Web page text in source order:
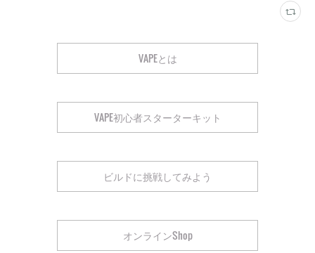
VAPEとは
VAPE初心者スターターキット
ビルドに挑戦してみよう
オンラインShop